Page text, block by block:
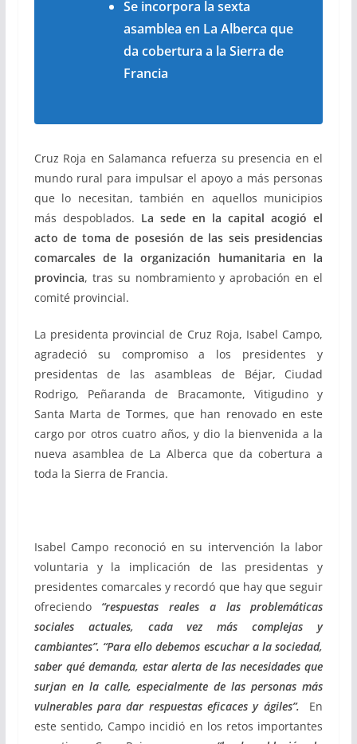
Se incorpora la sexta
asamblea en La Alberca que
da cobertura a la Sierra de
Francia
Cruz Roja en Salamanca refuerza su presencia en el
mundo rural para impulsar el apoyo a más personas
que lo necesitan, también en aquellos municipios
más despoblados. La sede en la capital acogió el
acto de toma de posesión de las seis presidencias
comarcales de la organización humanitaria en la
provincia, tras su nombramiento y aprobación en el
comité provincial.
La presidenta provincial de Cruz Roja, Isabel Campo,
agradeció su compromiso a los presidentes y
presidentas de las asambleas de Béjar, Ciudad
Rodrigo, Peñaranda de Bracamonte, Vitigudino y
Santa Marta de Tormes, que han renovado en este
cargo por otros cuatro años, y dio la bienvenida a la
nueva asamblea de La Alberca que da cobertura a
toda la Sierra de Francia.
Isabel Campo reconoció en su intervención la labor
voluntaria y la implicación de las presidentas y
presidentes comarcales y recordó que hay que seguir
ofreciendo “respuestas reales a las problemáticas
sociales actuales, cada vez más complejas y
cambiantes”. “Para ello debemos escuchar a la sociedad,
saber qué demanda, estar alerta de las necesidades que
surjan en la calle, especialmente de las personas más
vulnerables para dar respuestas eficaces y ágiles”.
En
este sentido, Campo incidió en los retos importantes